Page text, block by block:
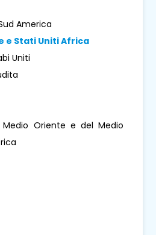
America
e Stati Uniti Africa
Uniti
Medio Oriente e del Medio